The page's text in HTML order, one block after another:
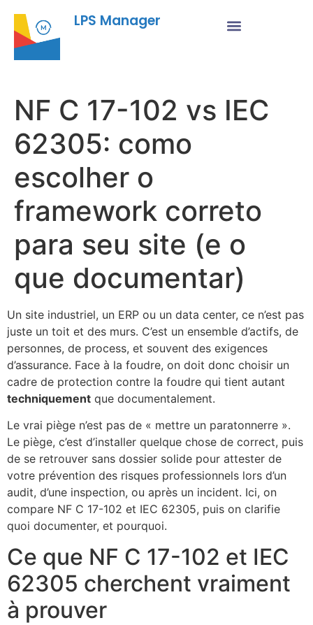
LPS Manager
NF C 17-102 vs IEC
62305: como
escolher o
framework correto
para seu site (e o
que documentar)
Un site industriel, un ERP ou un data center, ce n’est pas
juste un toit et des murs. C’est un ensemble d’actifs, de
personnes, de process, et souvent des exigences
d’assurance. Face à la foudre, on doit donc choisir un
cadre de protection contre la foudre qui tient autant
techniquement que documentalement.
Le vrai piège n’est pas de « mettre un paratonnerre ».
Le piège, c’est d’installer quelque chose de correct, puis
de se retrouver sans dossier solide pour attester de
votre prévention des risques professionnels lors d’un
audit, d’une inspection, ou après un incident. Ici, on
compare NF C 17-102 et IEC 62305, puis on clarifie
quoi documenter, et pourquoi.
Ce que NF C 17-102 et IEC
62305 cherchent vraiment
à prouver